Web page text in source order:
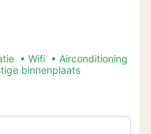
Wifi
Airconditioning
binnenplaats